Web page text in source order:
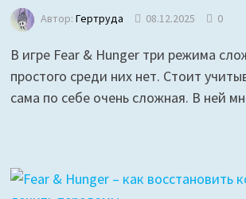
Автор: Гертруда 08.12.2025 0
В игре Fear & Hunger три режима
простого среди них нет. Стоит
сама по себе очень сложная. В ней